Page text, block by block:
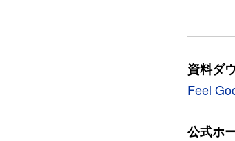
資料ダ
Feel
公式ホ